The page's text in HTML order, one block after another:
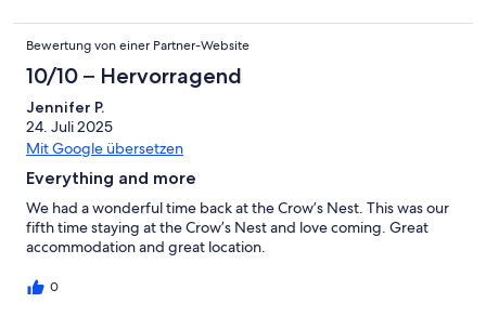
Bewertung von einer Partner-Website
10/10 – Hervorragend
Jennifer P.
24. Juli 2025
Mit Google übersetzen
Everything and more
We had a wonderful time back at the Crow’s Nest. This was our
fifth time staying at the Crow’s Nest and love coming. Great
accommodation and great location.
0